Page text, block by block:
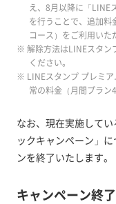
え、8月以降に「LINE
を行うことで、追加料
コース）をご利用いた
※ 解除方法はLINEスタン
ください。
※ LINEスタンプ プレミ
常の料金（月間プラン
なお、現在実施して
ックキャンペーン」
ンを終了いたします。
キャンペーン終